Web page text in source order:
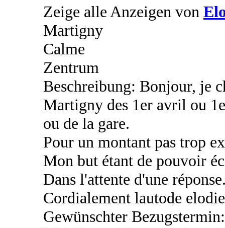
Zeige alle Anzeigen von
Martigny
Calme
Zentrum
Beschreibung: Bonjour, je
Martigny des 1er avril ou
ou de la gare.
Pour un montant pas trop
Mon but étant de pouvoir
Dans l'attente d'une
Cordialement lautode elodie
Gewünschter